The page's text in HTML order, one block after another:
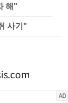
해"
사기"